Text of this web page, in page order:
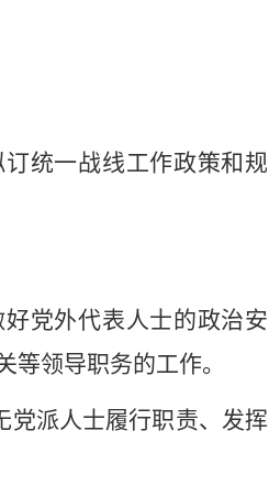
统一战线工作政策和规
党外代表人士的政治安
领导职务的工作。
党派人士履行职责、发挥